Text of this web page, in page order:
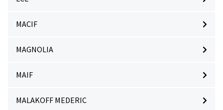
MACIF
MAGNOLIA
MAIF
MALAKOFF MEDERIC